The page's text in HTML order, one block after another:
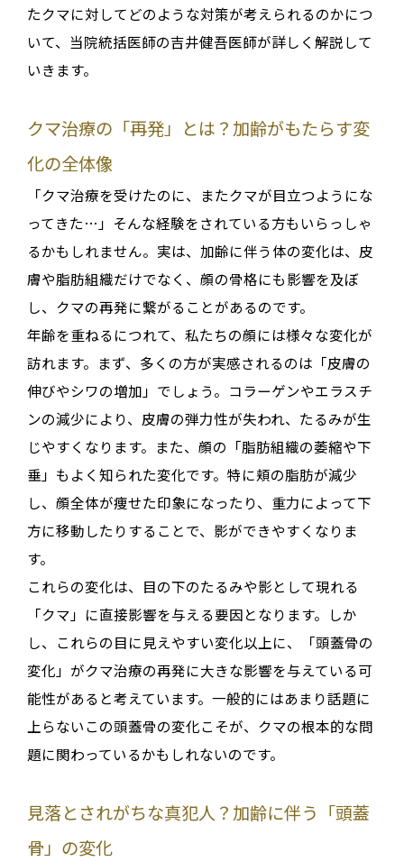
たクマに対してどのような対策が考えられるのかにつ
いて、当院統括医師の吉井健吾医師が詳しく解説して
いきます。
クマ治療の「再発」とは？加齢がもたらす変
化の全体像
「クマ治療を受けたのに、またクマが目立つようにな
ってきた…」そんな経験をされている方もいらっしゃ
るかもしれません。実は、加齢に伴う体の変化は、皮
膚や脂肪組織だけでなく、 顔の骨格にも影響を及ぼ
し、クマの再発に繋がることがあるのです。
年齢を重ねるにつれて、私たちの顔には様々な変化が
訪れます。まず、多くの方が実感されるのは「皮膚の
伸びやシワの増加」 でしょう。コラーゲンやエラスチ
ンの減少により、皮膚の弾力性が失われ、たるみが生
じやすくなります。また、顔の 「脂肪組織の萎縮や下
垂」もよく知られた変化です。特に頬の脂肪が減少
し、顔全体が痩せた印象になったり、重力によって下
方に移動したりすることで、影ができやすくなりま
す。
これらの変化は、目の下のたるみや影として現れる
「クマ」に直接影響を与える要因となります。しか
し、これらの目に見えやすい変化以上に、
「頭蓋骨の
変化」がクマ治療の再発に大きな影響を与えている可
能性がある と考えています。一般的にはあまり話題に
上らないこの頭蓋骨の変化こそが、クマの根本的な問
題に関わっているかもしれないのです。
見落とされがちな真犯人？加齢に伴う「頭蓋
骨」の変化